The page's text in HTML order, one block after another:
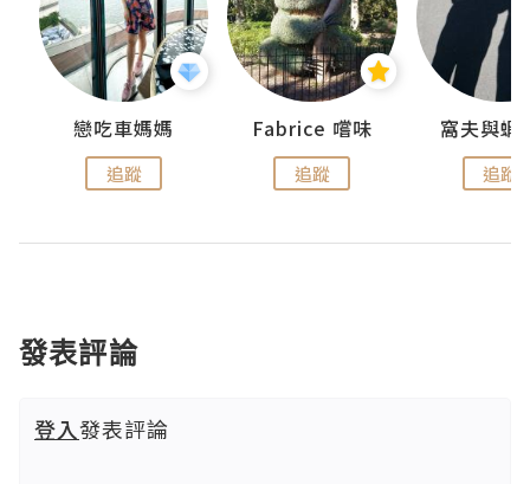
戀吃車媽媽
追蹤
Fabrice 嚐味
追蹤
窩夫與蝦
追蹤
發表評論
登入發表評論